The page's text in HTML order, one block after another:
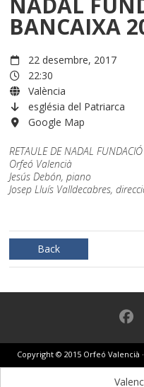
BANCAIXA
22 desembre, 2017
22:30
València
església del Patriarca
Google Map
RETAULEDE NADAL
Orfeó Valencià
Jesús Debón, piano
Josep Lluís Valldecabres,
Back
Copyright © 2015 Orfeó Valencià